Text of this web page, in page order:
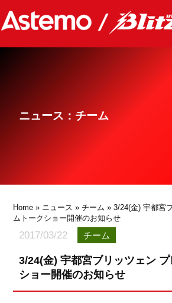
ニュース
グッズ
ニュース：チーム
Home » ニュース »チーム » 3/24(金) 宇都宮
ムトークショー開催のお知らせ
2017/03/22 チーム
3/24(金) 宇都宮ブリッツェン
ショー開催のお知らせ